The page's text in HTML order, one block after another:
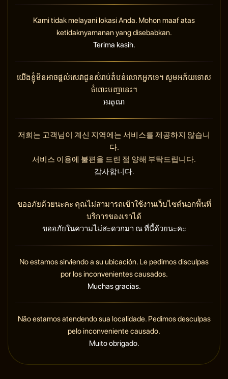
Kami tidak melayani lokasi Anda. Mohon maaf atas
ketidaknyamanan yang disebabkan.
Terima kasih.
យើងខ្ញុំមិនអាចផ្តល់សេវាជូនសំរាប់តំបន់លោកអ្នកទេ។ សូមអភ័យទោស
ចំពោះបញ្ហានេះ។
អរគុណ
저희는 고객님이 계신 지역에는 서비스를 제공하지 않습니
다.
서비스 이용에 불편을 드린 점 양해 부탁드립니다.
감사합니다.
ขออภัยด้วยนะคะ คุณไม่สามารถเข้าใช้งานเว็บไซต์นอกพื้นที่
บริการของเราได้
ขออภัยในความไม่สะดวกมา ณ ที่นี้ด้วยนะคะ
No estamos sirviendo a su ubicación. Le pedimos disculpas
por los inconvenientes causados.
Muchas gracias.
Não estamos atendendo sua localidade. Pedimos desculpas
pelo inconveniente causado.
Muito obrigado.